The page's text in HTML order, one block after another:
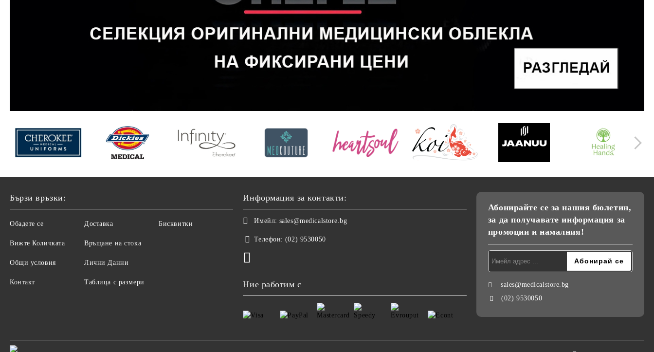
Бързи връзки:
Обадете се
Вижте Количката
Общи условия
Контакт
Доставка
Връщане на стока
Лични Данни
Таблица с размери
Бисквитки
Информация за контакти:
Имейл: sales@medicalstore.bg
Телефон: (02) 9530050
Ние работим с
Абонирайте се за нашия бюлетин,
за да получавате информация за
промоции и намалния!
sales@medicalstore.bg
(02) 9530050